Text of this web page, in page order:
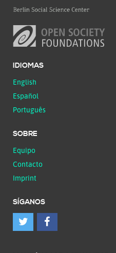
IDIOMAS
English
Español
Português
SOBRE
Equipo
Contacto
Imprint
SÍGANOS